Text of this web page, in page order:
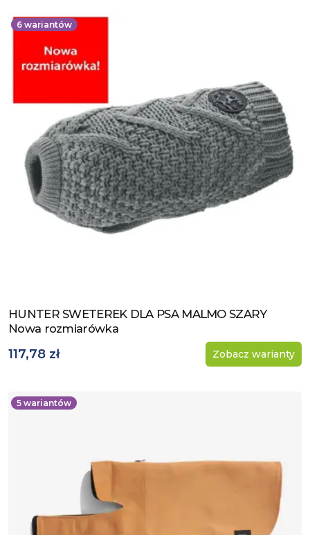
6 wariantów
Zobacz produkt
HUNTER SWETEREK DLA PSA MALMO SZARY
Nowa rozmiarówka
117,78 zł Zobacz warianty
5 wariantów